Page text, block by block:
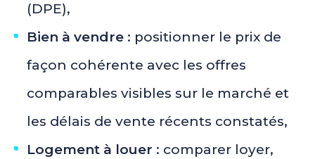
(DPE),
Bien à vendre : positionner le prix de
façon cohérente avec les offres
comparables visibles sur le marché et
les délais de vente récents constatés,
Logement à louer : comparer loyer,